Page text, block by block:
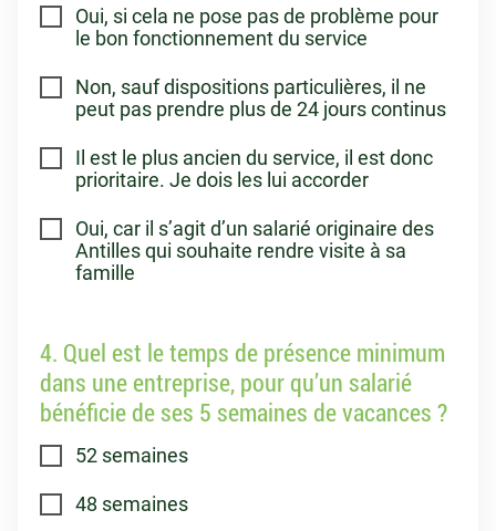
Oui, si cela ne pose pas de problème pour
le bon fonctionnement du service
Non, sauf dispositions particulières, il ne
peut pas prendre plus de 24 jours continus
Il est le plus ancien du service, il est donc
prioritaire. Je dois les lui accorder
Oui, car il s’agit d’un salarié originaire des
Antilles qui souhaite rendre visite à sa
famille
4. Quel est le temps de présence minimum
dans une entreprise, pour qu’un salarié
bénéficie de ses 5 semaines de vacances ?
52 semaines
48 semaines